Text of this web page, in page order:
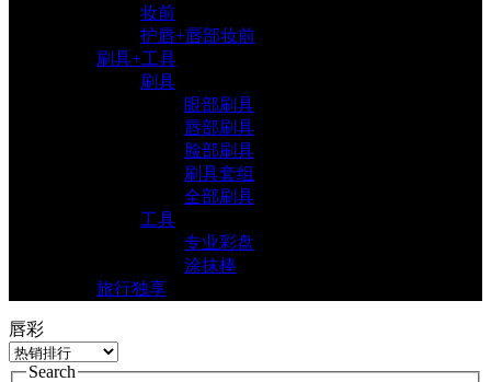
妆前
护唇+唇部妆前
刷具+工具
刷具
眼部刷具
唇部刷具
脸部刷具
刷具套组
全部刷具
工具
专业彩盘
涂抹棒
旅行独享
唇彩
Search